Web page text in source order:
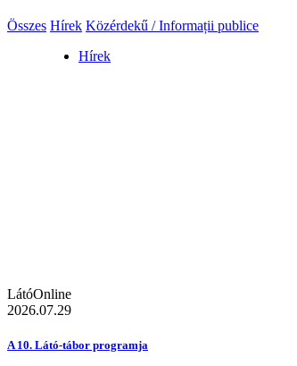
Összes Hírek Közérdekű / Informații publice
Hírek
LátóOnline
2026.07.29
A 10. Látó-tábor programja